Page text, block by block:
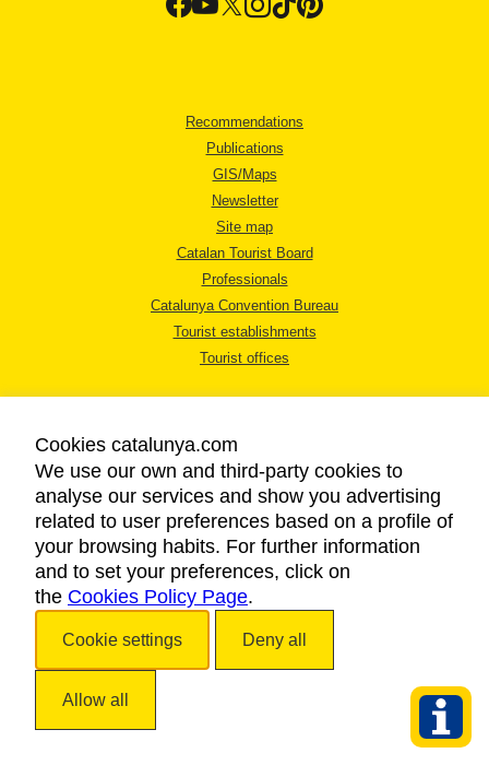
Recommendations
Publications
GIS/Maps
Newsletter
Site map
Catalan Tourist Board
Professionals
Catalunya Convention Bureau
Tourist establishments
Tourist offices
LEGAL NOTICE
PRIVACY POLICY
COOKIES POLICY
ACCESSIBILITY
Cookies catalunya.com
We use our own and third-party cookies to
analyse our services and show you advertising
related to user preferences based on a profile of
your browsing habits. For further information
and to set your preferences, click on
the Cookies Policy Page.
Cookie settings Deny all
Allow all